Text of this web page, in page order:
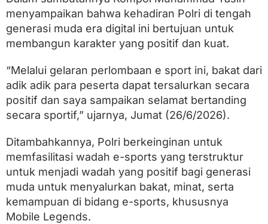
n
d
s
a
o
l
r
i
C
u
2
0
6
d
i
P
menyampaikan bahwa kehadiran Polri di tengah
generasi muda era digital ini bertujuan untuk
membangun karakter yang positif dan kuat.
“Melalui gelaran perlombaan e sport ini, bakat dari
adik adik para peserta dapat tersalurkan secara
positif dan saya sampaikan selamat bertanding
secara sportif,” ujarnya, Jumat (26/6/2026).
Ditambahkannya, Polri berkeinginan untuk
memfasilitasi wadah e-sports yang terstruktur
untuk menjadi wadah yang positif bagi generasi
muda untuk menyalurkan bakat, minat, serta
kemampuan di bidang e-sports, khususnya
Mobile Legends.